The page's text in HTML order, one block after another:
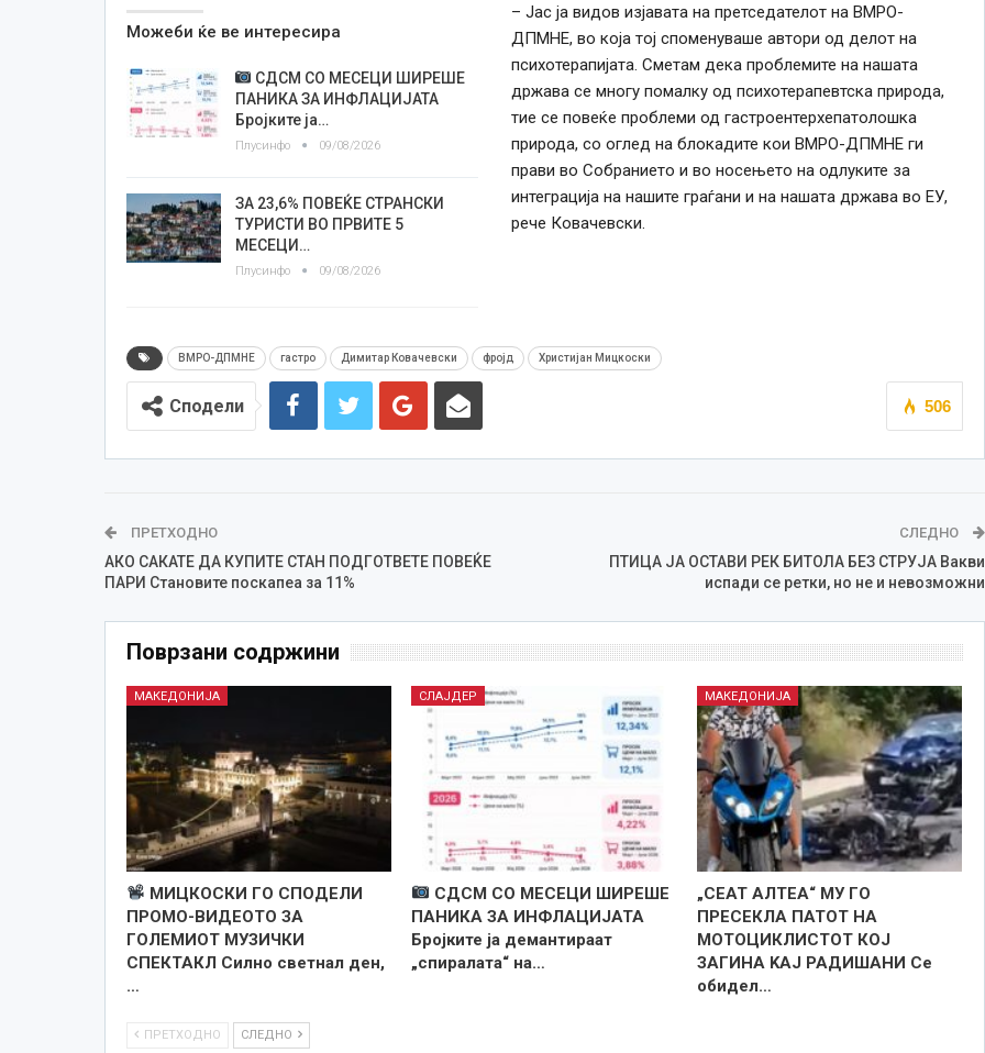
Можеби ќе ве интересира
СДСМ СО МЕСЕЦИ ШИРЕШЕ
ПАНИКА ЗА ИНФЛАЦИЈАТА
Бројките ја…
Плусинфо 09/08/2026
ЗА 23,6% ПОВЕЌЕ СТРАНСКИ
ТУРИСТИ ВО ПРВИТЕ 5
МЕСЕЦИ…
Плусинфо 09/08/2026
– Јас ја видов изјавата на претседателот на ВМРО-
ДПМНЕ, во која тој споменуваше автори од делот на
психотерапијата. Сметам дека проблемите на нашата
држава се многу помалку од психотерапевтска природа,
тие се повеќе проблеми од гастроентерхепатолошка
природа, со оглед на блокадите кои ВМРО-ДПМНЕ ги
прави во Собранието и во носењето на одлуките за
интеграција на нашите граѓани и на нашата држава во ЕУ,
рече Ковачевски.
ВМРО-ДПМНЕ гастро Димитар Ковачевски фројд Христијан Мицкоски
506
Сподели
ПРЕТХОДНО
АКО САКАТЕ ДА КУПИТЕ СТАН ПОДГОТВЕТЕ ПОВЕЌЕ
ПАРИ Становите поскапеа за 11%
СЛЕДНО
ПТИЦА ЈА ОСТАВИ РЕК БИТОЛА БЕЗ СТРУЈА Вакви
испади се ретки, но не и невозможни
Поврзани содржини
МАКЕДОНИЈА
МИЦКОСКИ ГО СПОДЕЛИ
ПРОМО-ВИДЕОТО ЗА
ГОЛЕМИОТ МУЗИЧКИ
СПЕКТАКЛ Силно светнал ден,
…
СЛАЈДЕР
СДСМ СО МЕСЕЦИ ШИРЕШЕ
ПАНИКА ЗА ИНФЛАЦИЈАТА
Бројките ја демантираат
„спиралата“ на…
МАКЕДОНИЈА
„СЕАТ АЛТЕА“ МУ ГО
ПРЕСЕКЛА ПАТОТ НА
МОТОЦИКЛИСТОТ КОЈ
ЗАГИНА KAJ РАДИШАНИ Се
обидел…
ПРЕТХОДНО СЛЕДНО